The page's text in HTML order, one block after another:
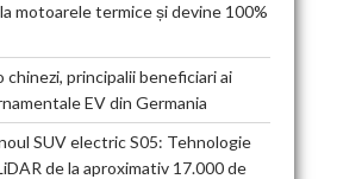
motoarele termice și devine 100%
principalii beneficiari ai
EV din Germania
SUV electric S05: Tehnologie
de la aproximativ 17.000 de